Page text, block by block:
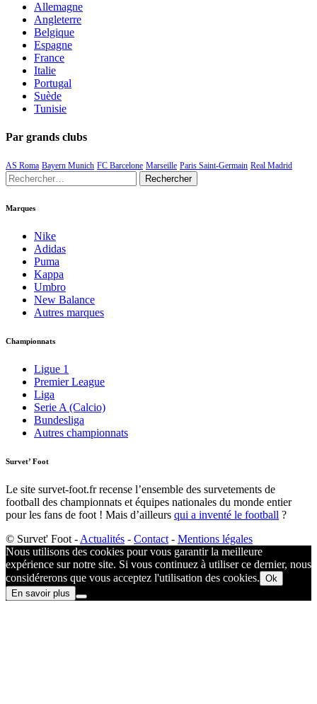
Allemagne
Angleterre
Belgique
Espagne
France
Italie
Portugal
Suède
Tunisie
Par grands clubs
AS Roma Bayern Munich FC Barcelone Marseille Paris Saint-Germain Real Madrid
Rechercher :
Marques
Nike
Adidas
Puma
Kappa
Umbro
New Balance
Autres marques
Championnats
Ligue 1
Premier League
Liga
Serie A (Calcio)
Bundesliga
Autres championnats
Survet’ Foot
Le site survet-foot.fr recense l’ensemble des survetements de
football des championnats et équipes nationales du monde entier
pour les fans de foot ! Mais d’ailleurs qui a inventé le football ?​
© Survet' Foot - Actualités - Contact - Mentions légales
Nous utilisons des cookies pour vous garantir la meilleure
expérience sur notre site. Si vous continuez à utiliser ce dernier, nous
considérerons que vous acceptez l'utilisation des cookies. Ok
En savoir plus